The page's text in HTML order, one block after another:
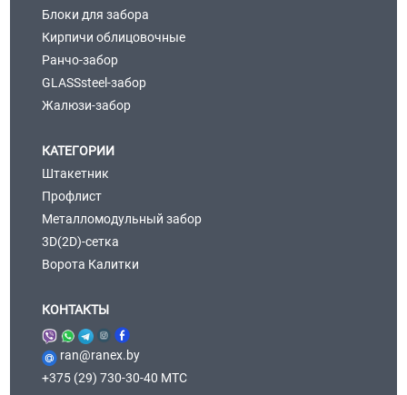
Блоки для забора
Кирпичи облицовочные
Ранчо-забор
GLASSsteel-забор
Жалюзи-забор
КАТЕГОРИИ
Штакетник
Профлист
Металломодульный забор
3D(2D)-сетка
Ворота Калитки
КОНТАКТЫ
ran@ranex.by
+375 (29) 730-30-40 МТС